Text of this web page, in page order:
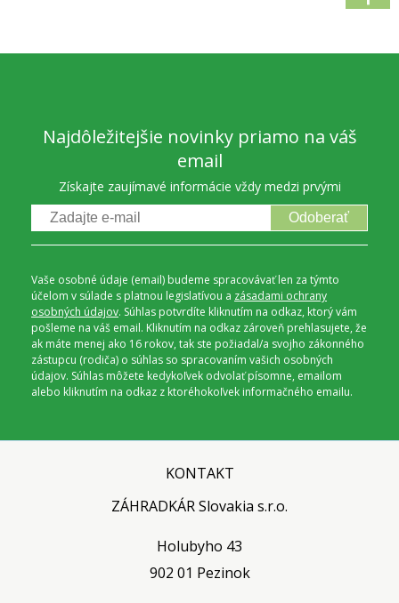
Najdôležitejšie novinky priamo na váš
email
Získajte zaujímavé informácie vždy medzi prvými
Odoberať
Vaše osobné údaje (email) budeme spracovávať len za týmto
účelom v súlade s platnou legislatívou a zásadami ochrany
osobných údajov. Súhlas potvrdíte kliknutím na odkaz, ktorý vám
pošleme na váš email. Kliknutím na odkaz zároveň prehlasujete, že
ak máte menej ako 16 rokov, tak ste požiadal/a svojho zákonného
zástupcu (rodiča) o súhlas so spracovaním vašich osobných
údajov. Súhlas môžete kedykoľvek odvolať písomne, emailom
alebo kliknutím na odkaz z ktoréhokoľvek informačného emailu.
KONTAKT
ZÁHRADKÁR Slovakia s.r.o.
Holubyho 43
902 01 Pezinok